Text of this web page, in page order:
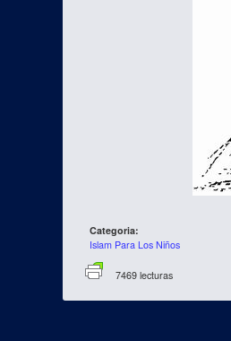
Categoria:
Islam Para Los Niños
7469 lecturas